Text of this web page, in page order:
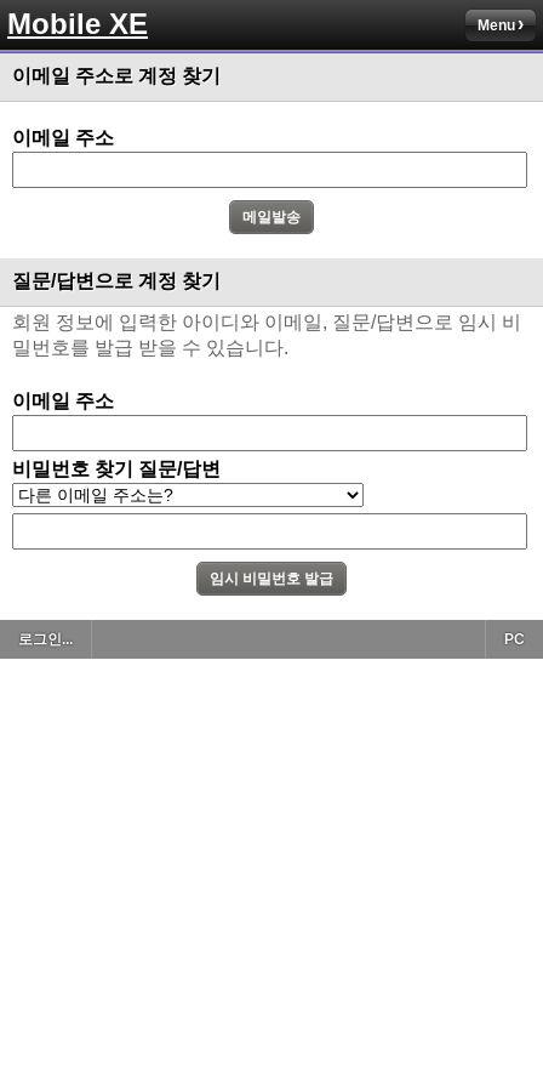
Mobile XE Menu
이메일 주소로 계정 찾기
이메일 주소
질문/답변으로 계정 찾기
회원 정보에 입력한 아이디와 이메일, 질문/답변으로 임시 비
밀번호를 발급 받을 수 있습니다.
이메일 주소
비밀번호 찾기 질문/답변
로그인... PC